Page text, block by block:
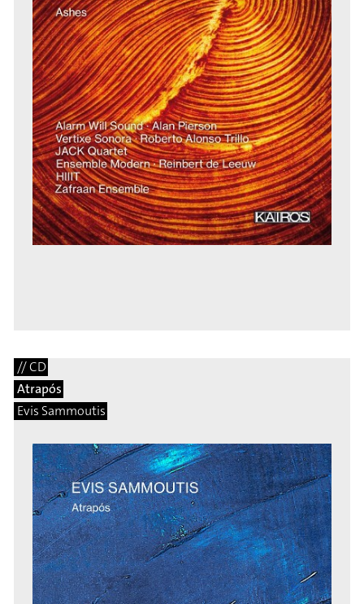
// CD
Atrapós
Evis Sammoutis